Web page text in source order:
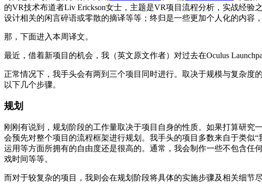
的VR技术布道者Liv Erickson女士，主题是VR项目流程分析，实战经
设计相关的闲言碎语或零散的摘译等等；终归是一些更加个人化的内容
那，下面进入本周译文。
最近，借着新项目的机会，我（英文原文作者）对过去在Oculus
正常情况下，我手头会有两到三个项目同时进行。取决于规模与复杂度
以下几个步骤。
规划
刚刚有说到，规划阶段的工作量取决于项目自身的性质。如果打算研
会预先对整个项目的流程框架进行规划。我手头的项目多数来自于类似
运用等方面所拥有的自由度还是很高的。通常，我会制作一些不包含任
戏时间等等。
而对于较复杂的项目，我则会在规划阶段将具体的实施步骤及相关细节